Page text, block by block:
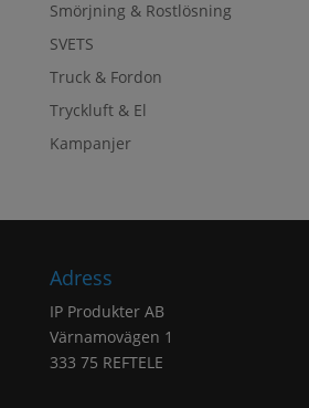
Smörjning & Rostlösning
SVETS
Truck & Fordon
Tryckluft & El
Kampanjer
Adress
IP Produkter AB
Värnamovägen 1
333 75 REFTELE